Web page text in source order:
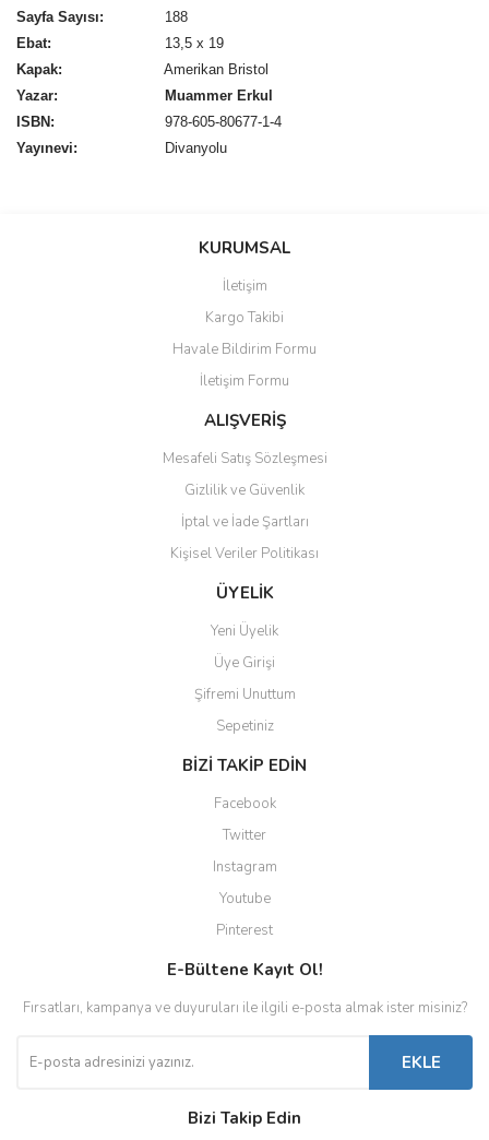
Sayfa Sayısı:
188
Ebat:
13,5 x 19
Kapak:
Amerikan Bristol
Yazar:
Muammer Erkul
ISBN:
978-605-80677-1-4
Yayınevi:
Divanyolu
Bu ürüne ilk yorumu siz yapın!
Ürün resmi kalitesiz, bozuk veya görüntülenemiyor.
Ürün açıklamasında eksik bilgiler bulunuyor.
Ürün bilgilerinde hatalar bulunuyor.
Ürün fiyatı diğer sitelerden daha pahalı.
Gönder
KURUMSAL
İletişim
Kargo Takibi
Havale Bildirim Formu
İletişim Formu
ALIŞVERİŞ
Mesafeli Satış Sözleşmesi
Gizlilik ve Güvenlik
İptal ve İade Şartları
Kişisel Veriler Politikası
ÜYELİK
Yeni Üyelik
Üye Girişi
Şifremi Unuttum
Sepetiniz
BİZİ TAKİP EDİN
Facebook
Twitter
Instagram
Youtube
Pinterest
E-Bültene Kayıt Ol!
Fırsatları, kampanya ve duyuruları ile ilgili e-posta almak ister misiniz?
EKLE
Bizi Takip Edin